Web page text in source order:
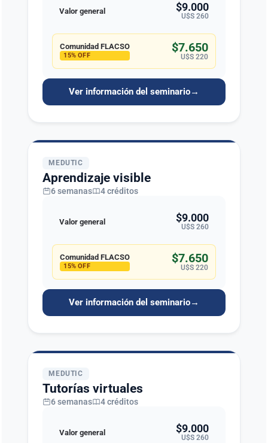
Valor general $9.000
U$S 260
Comunidad FLACSO
15% OFF
$7.650
U$S 220
Ver información del seminario→
MEDUTIC
Aprendizaje visible
6 semanas 4 créditos
Valor general $9.000
U$S 260
Comunidad FLACSO
15% OFF
$7.650
U$S 220
Ver información del seminario→
MEDUTIC
Tutorías virtuales
6 semanas 4 créditos
Valor general $9.000
U$S 260